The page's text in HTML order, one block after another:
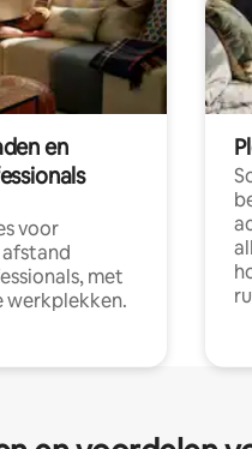
en
voor
met
werkplekken.